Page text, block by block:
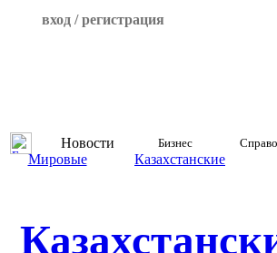
вход / регистрация
Новости Бизнес
Мировые Казахстанские